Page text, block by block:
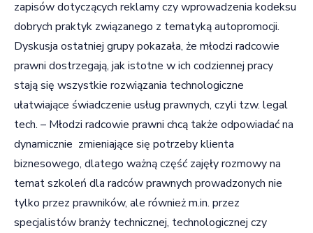
zapisów dotyczących reklamy czy wprowadzenia kodeksu
dobrych praktyk związanego z tematyką autopromocji.
Dyskusja ostatniej grupy pokazała, że młodzi radcowie
prawni dostrzegają, jak istotne w ich codziennej pracy
stają się wszystkie rozwiązania technologiczne
ułatwiające świadczenie usług prawnych, czyli tzw. legal
tech. – Młodzi radcowie prawni chcą także odpowiadać na
dynamicznie zmieniające się potrzeby klienta
biznesowego, dlatego ważną część zajęły rozmowy na
temat szkoleń dla radców prawnych prowadzonych nie
tylko przez prawników, ale również m.in. przez
specjalistów branży technicznej, technologicznej czy